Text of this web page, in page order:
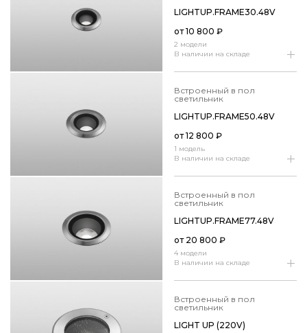
2 модели
В наличии на складе
LIGHTUP.​FRAME30.​48V
от10 800 ₽
встроенный в пол
светильник
1 модель
В наличии на складе
LIGHTUP.​FRAME50.​48V
от12 800 ₽
встроенный в пол
светильник
4 модели
В наличии на складе
LIGHTUP.​FRAME77.​48V
от 20 800 ₽
встроенный в пол
светильник
LIGHT UP (220V)